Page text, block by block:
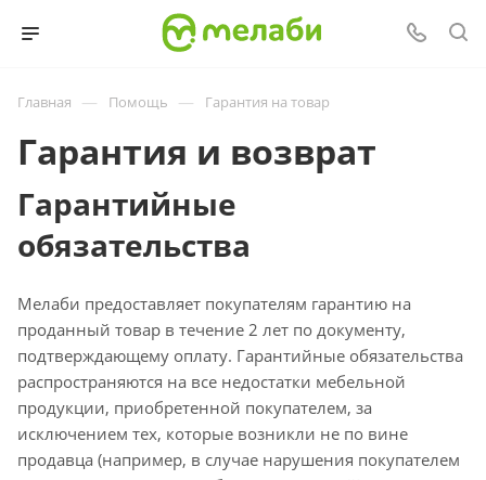
Главная — Помощь — Гарантия на товар
Гарантия и возврат
Гарантийные
обязательства
Мелаби предоставляет покупателям гарантию на
проданный товар в течение 2 лет по документу,
подтверждающему оплату. Гарантийные обязательства
распространяются на все недостатки мебельной
продукции, приобретенной покупателем, за
исключением тех, которые возникли не по вине
продавца (например, в случае нарушения покупателем